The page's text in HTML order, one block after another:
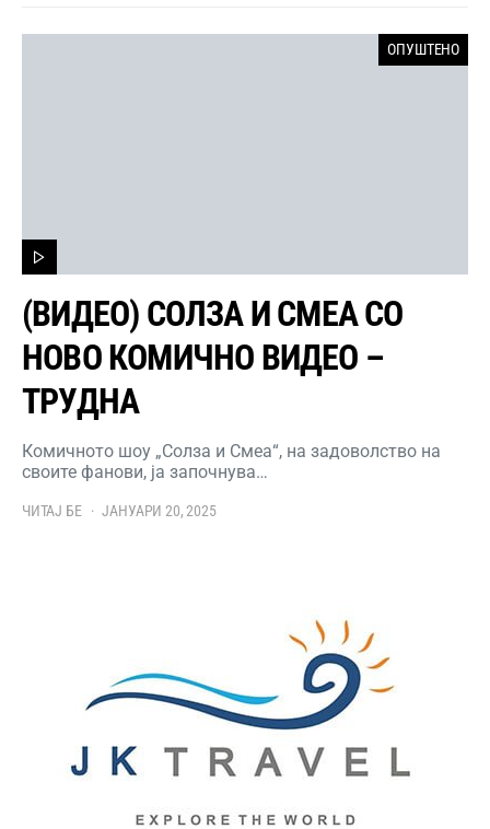
ОПУШТЕНО
(ВИДЕО) СОЛЗА И СМЕА СО
НОВО КОМИЧНО ВИДЕО –
ТРУДНА
Комичното шоу „Солза и Смеа“, на задоволство на
своите фанови, ја започнува…
ЧИТАЈ БЕ ЈАНУАРИ 20, 2025